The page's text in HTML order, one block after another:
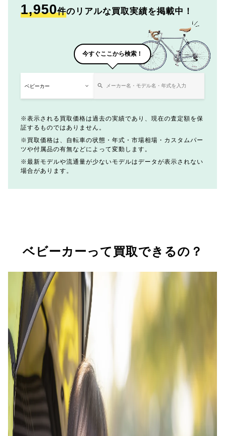
1,950件のリアルな買取実績を掲載中！
今すぐここから検索！
表示される買取価格は過去の実績であり、現在の査定額を保
証するものではありません。
買取価格は、自転車の状態・年式・市場相場・カスタムパー
ツや付属品の有無などによって変動します。
最新モデルや流通量が少ないモデルはデータが表示されない
場合があります。
ベビーカーって買取できるの？